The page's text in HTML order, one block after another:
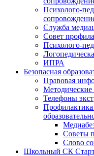
Психолого-
Служба
Совет
Психолого-
ИПРА
Безопасная
Правовая
Методические
Телефоны
Советы
Слово
Школьный СК